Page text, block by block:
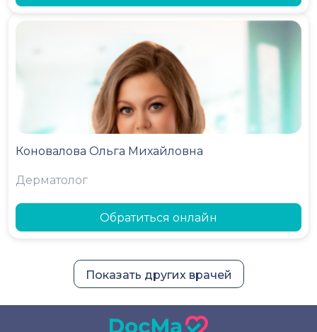
Коновалова Ольга Михайловна
Дерматолог
Обратиться онлайн
Показать других врачей